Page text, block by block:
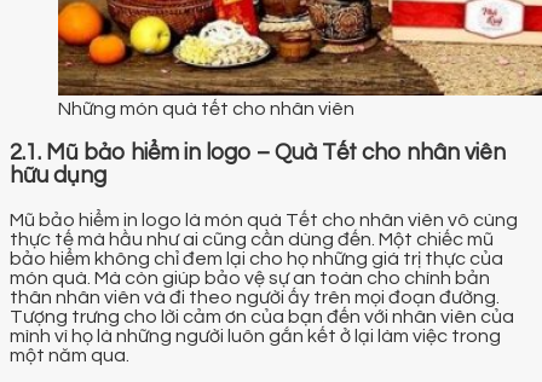
Những món quà tết cho nhân viên
2.1. Mũ bảo hiểm in logo – Quà Tết cho nhân viên
hữu dụng
Mũ bảo hiểm in logo là món quà Tết cho nhân viên vô cùng
thực tế mà hầu như ai cũng cần dùng đến. Một chiếc mũ
bảo hiểm không chỉ đem lại cho họ những giá trị thực của
món quà. Mà còn giúp bảo vệ sự an toàn cho chính bản
thân nhân viên và đi theo người ấy trên mọi đoạn đường.
Tượng trưng cho lời cảm ơn của bạn đến với nhân viên của
mình vì họ là những người luôn gắn kết ở lại làm việc trong
một năm qua.